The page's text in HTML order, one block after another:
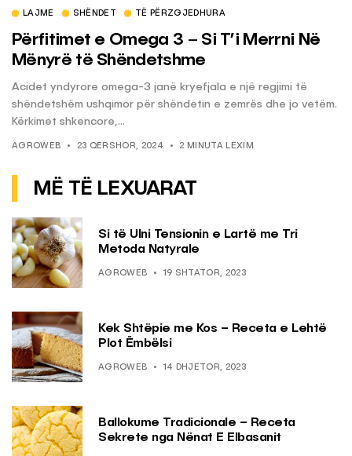
LAJME SHËNDET TË PËRZGJEDHURA
Përfitimet e Omega 3 – Si T’i Merrni Në
Mënyrë të Shëndetshme
Acidet yndyrore omega-3 janë kryefjala e një regjimi të
shëndetshëm ushqimor për shëndetin e zemrës dhe jo vetëm.
Kërkimet shkencore,...
AGROWEB 23 QERSHOR, 2024 2 MINUTA LEXIM
MË TË LEXUARAT
Si të Ulni Tensionin e Lartë me Tri
Metoda Natyrale
AGROWEB 19 SHTATOR, 2023
Kek Shtëpie me Kos – Receta e Lehtë
Plot Ëmbëlsi
AGROWEB 14 DHJETOR, 2023
Ballokume Tradicionale – Receta
Sekrete nga Nënat E Elbasanit